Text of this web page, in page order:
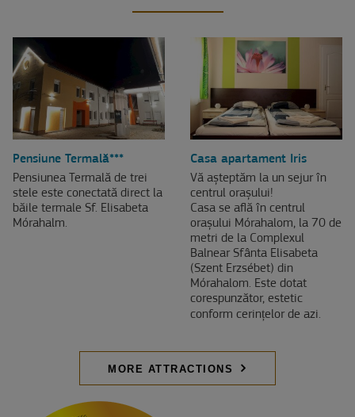
Pensiune Termală***
Pensiunea Termală de trei
stele este conectată direct la
băile termale Sf. Elisabeta
Mórahalm.
Casa apartament Iris
Vă așteptăm la un sejur în
centrul orașului!
Casa se află în centrul
orașului Mórahalom, la 70 de
metri de la Complexul
Balnear Sfânta Elisabeta
(Szent Erzsébet) din
Mórahalom. Este dotat
corespunzător, estetic
conform cerințelor de azi.
MORE ATTRACTIONS